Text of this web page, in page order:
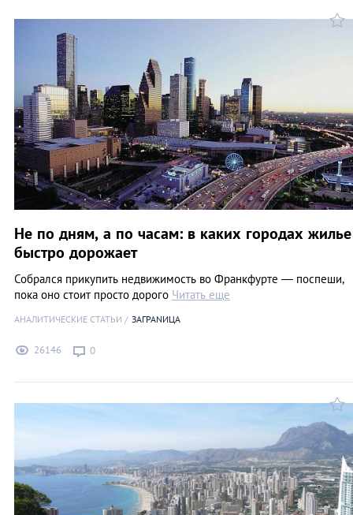
Не по дням, а по часам: в каких городах жилье
быстро дорожает
Собрался прикупить недвижимость во Франкфурте — поспеши,
пока оно стоит просто дорого Читать еще
АНАЛИТИЧЕСКИЕ СТАТЬИ ЗАГРАNИЦА
26146 0